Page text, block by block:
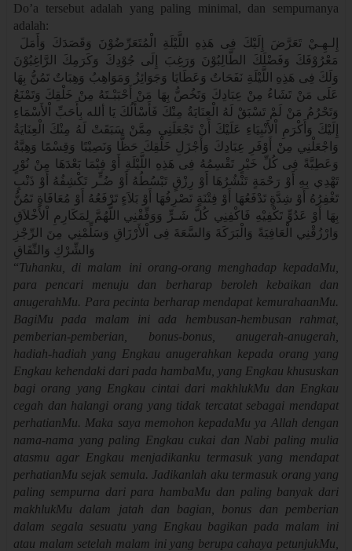
Do’a tersebut adalah yang paling minimal, dan sempurnanya
adalah:
إِلـهِـيْ تَعَرَّضَ إِلَيْكَ فِى هَذِهِ اللَّيْلَةِ الْمُتَعَرِّضُوْنَ وَقَصَدَكَ وَأَمَلَ
مَعْرُوْفَكَ وَفَضْلَكَ الطَّالِبُوْنَ وَرَغِبَ إِلَى جُوْدِكَ وَكَرَمِكَ الرَّاغِبُوْنَ
وَلَكَ فِى هَذِهِ اللَّيْلَةِ نَفَحَاتٌ وَعَطَايَا وَجَوَائِزُ وَمَوَاهِبُ وَهِبَاتٌ تَمُنُّ بِهَا
عَلَى مَنْ تَشَاءُ مِنْ عِبَادِكَ وَتَخُصُّ بِهَا مَنْ أَحْبَبْـتَهُ مِنْ خَلْقِكَ وَتَمْنَعُ
وَتَحْرُمُ مَنْ لَمْ تَسْبَقْ لَهُ الْعِنَايَةُ مِنْكَ فَأَسْأَلُكَ يَا ألله بِأَحَبِّ اْلأَسْمَاءِ
إِلَيْكَ وَأَكْرَمِ اْلأَنْبِيَاءِ عَلَيْكَ أَنْ تَجْعَلَنِي مِمَّنْ سَبَقَتْ لَهُ مِنْكَ الْعِنَايَةُ
وَاجْعَلْنِي مِنْ أَوْفَرِ عِبَادِكَ وَأَجْزَلِ خَلْقِكَ حَظًّا وَنَصِيْبًا وَقِسْمًا وَهِبَّةُ
وَعَطِيَّةً فِى كُلِّ خَيْرٍ تَقْسِمُهُ فِى هَذِهِ اللَّيْلَةِ أَوْ فِيْمَا بَعْدَهَا مِنْ نُوْرٍ
تَهْدِي بِهِ أَوْ رَحْمَةٍ تَنْشُرُهَا أَوْ رِزْقٍ تَبْسُطُهُ أَوْ ضُـٍّر تَكْشِفُهُ أَوْ ذَنْبٍ
تَغْفِرُهُ أَوْ شِدَّةٍ تَدْفَعُهَا أَوْ فِتْنَةٍ تَصْرِفُهَا أَوْ بَلاَءٍ تَرْفَعُهُ أَوْ مُعَافَاةٍ تَمُنُّ
بِهَا أَوْ عَدُوٍّ تَكْفِيْهِ فَاكْفِنِي كُلَّ شَـرٍّ وَوَفِّقْنِي اللَّهُمَّ لِمَكَارِمِ اْلأَخْلاَقِ
وَارْزُقْنِي الْعَافِيَةً وَالْبَرَكَةَ وَالسَّعَةَ فِى اْلأَرْزَاقِ وَسَلِّمْنِي مِنَ الرِّجْزِ
وَالشِّرْكِ وَالنِّفَاقِ
“Tuhanku, di malam ini orang-orang menghadap kepadaMu,
para pencari menuju dan berharap beroleh kebaikan dan
anugerahMu. Para pecinta berharap mendapat kemurahaanMu.
BagiMu pada malam ini ada hembusan-hembusan rahmat,
pemberian-pemberian, bonus-bonus, anugerah-anugerah,
hadiah-hadiah yang Engkau anugerahkan kepada orang yang
Engkau kehendaki dari pada hambaMu, yang Engkau khususkan
bagi orang yang Engkau cintai dari makhlukMu dan Engkau
cegah dan halangi orang yang tidak tercatat sebagai mendapat
perhatianMu. Maka saya memohon kepadaMu ya Allah dengan
nama-nama yang paling Engkau cukai dan Nabi paling mulia
atasmu agar Engkau menjadikanku termasuk yang mendapat
perhatianMu sejak semula. Jadikanlah aku termasuk orang yang
paling sempurna dari para hambaMu dan paling banyak dari
makhlukMu dalam jatah dan bagian, bonus dan pemberian
dalam segala sesuatu yang Engkau bagikan pada malam ini
atau malam setelah malam ini yang berupa cahaya petunjukMu,